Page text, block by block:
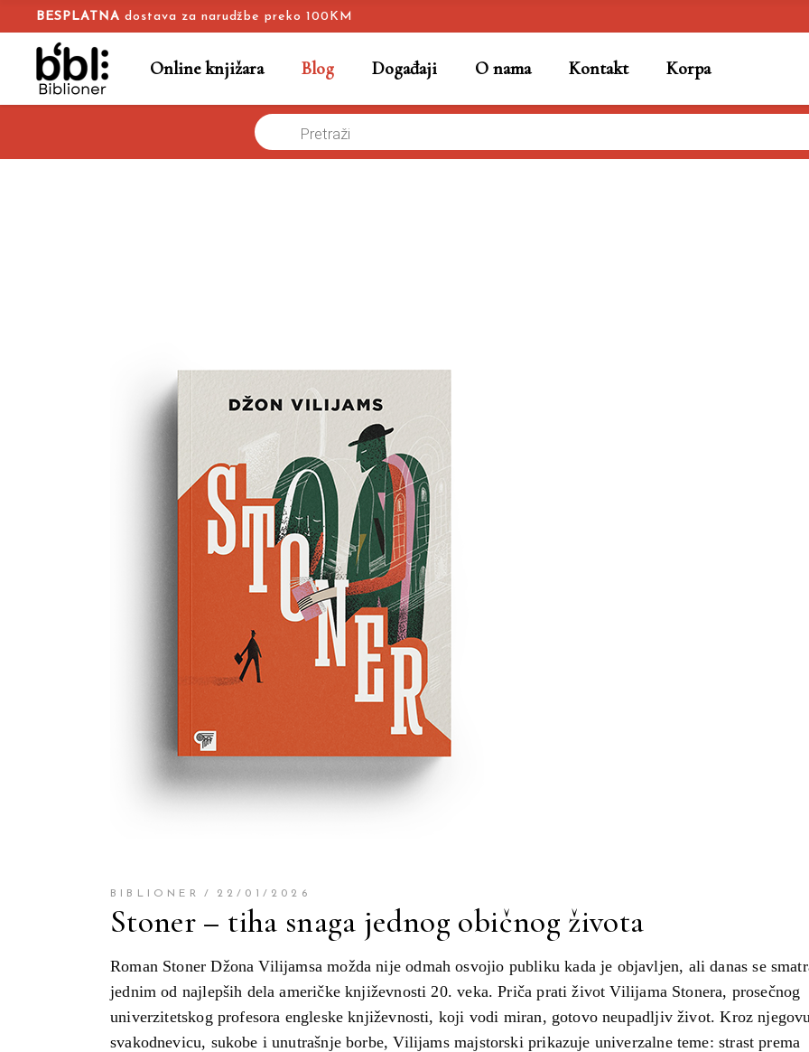
BESPLATNA dostava za narudžbe preko 100KM
Online knjižara Blog Događaji O nama Kontakt Korpa
Products
search
BIBLIONER 22/01/2026
Stoner – tiha snaga jednog običnog života
Roman Stoner Džona Vilijamsa možda nije odmah osvojio publiku kada je objavljen, ali danas se
jednim od najlepših dela američke književnosti 20. veka. Priča prati život Vilijama Stonera, prosečnog
univerzitetskog profesora engleske književnosti, koji vodi miran, gotovo neupadljiv život. Kroz
svakodnevicu, sukobe i unutrašnje borbe, Vilijams majstorski prikazuje univerzalne teme: strast prema